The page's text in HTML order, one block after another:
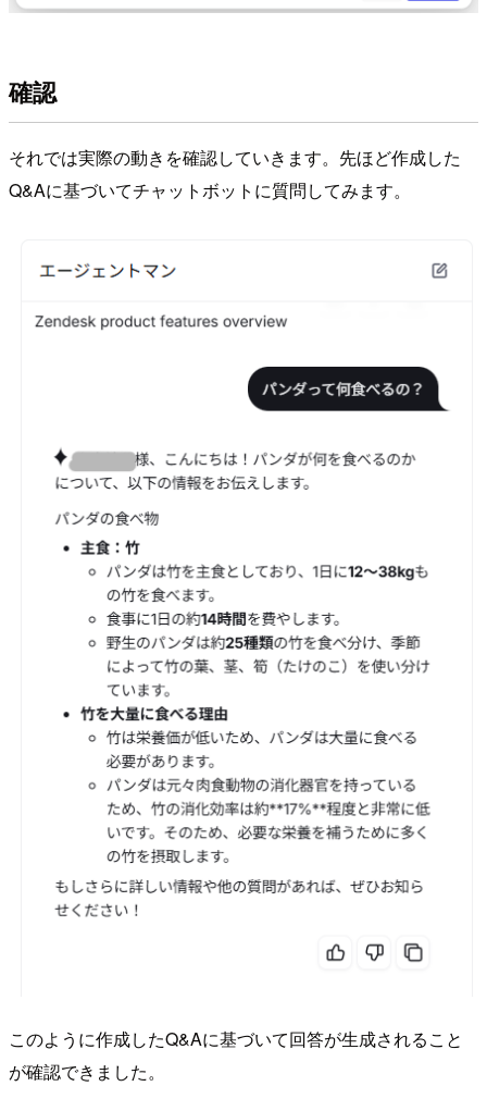
確認
それでは実際の動きを確認していきます。先ほど作成した
Q&Aに基づいてチャットボットに質問してみます。
このように作成したQ&Aに基づいて回答が生成されること
が確認できました。